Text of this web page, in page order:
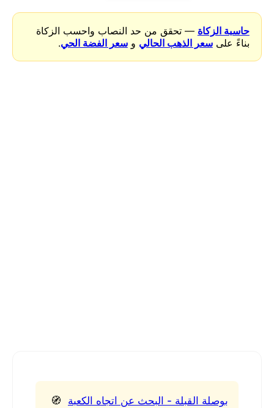
حاسبة الزكاة — تحقق من حد النصاب واحسب الزكاة
بناءً علىسعر الذهب الحالي وسعر الفضة الحي.
بوصلة القبلة - البحث عن اتجاه الكعبة
🧭